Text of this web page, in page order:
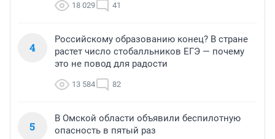
18 029 41
4
Российскому образованию конец? В стране
растет число стобалльников ЕГЭ — почему
это не повод для радости
13 584 82
5
В Омской области объявили беспилотную
опасность в пятый раз